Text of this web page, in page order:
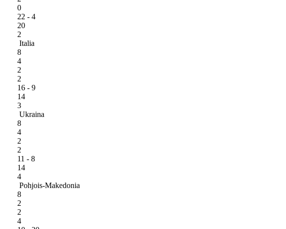
0
22 - 4
20
2
Italia
8
4
2
2
16 - 9
14
3
Ukraina
8
4
2
2
11 - 8
14
4
Pohjois-Makedonia
8
2
2
4